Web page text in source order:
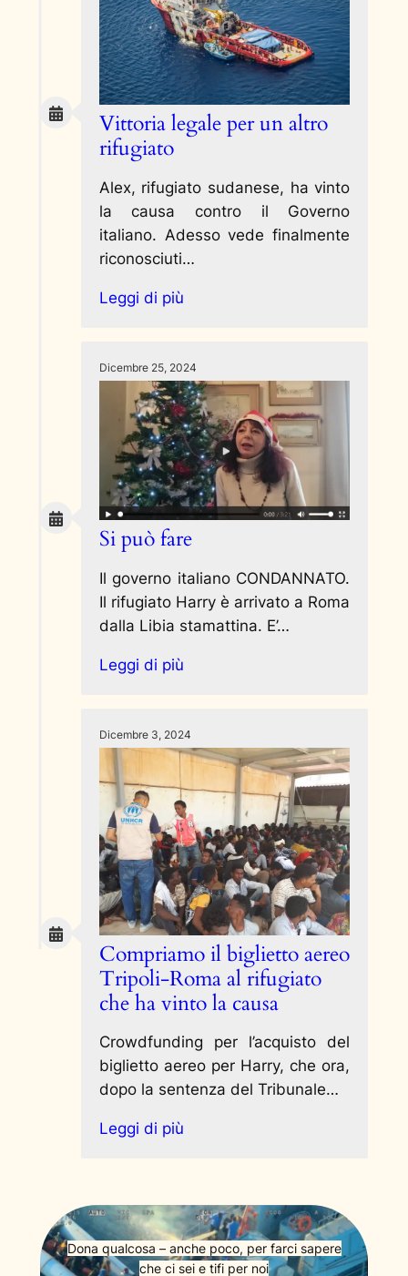
Vittoria legale per un altro
rifugiato
Alex, rifugiato sudanese, ha vinto
la causa contro il Governo
italiano. Adesso vede finalmente
riconosciuti…
Leggi di più
Dicembre 25, 2024
Si può fare
Il governo italiano CONDANNATO.
Il rifugiato Harry è arrivato a Roma
dalla Libia stamattina. E’…
Leggi di più
Dicembre 3, 2024
Compriamo il biglietto aereo
Tripoli-Roma al rifugiato
che ha vinto la causa
Crowdfunding per l’acquisto del
biglietto aereo per Harry, che ora,
dopo la sentenza del Tribunale…
Leggi di più
Dona qualcosa – anche poco, per farci sapere
che ci sei e tifi per noi